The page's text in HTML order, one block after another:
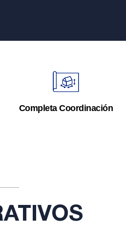
Completa Coordinación